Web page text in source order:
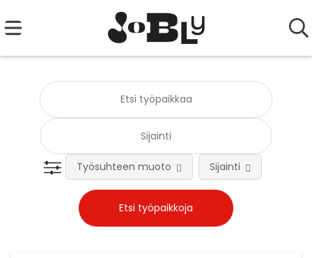
Työsuhteen muoto Sijainti